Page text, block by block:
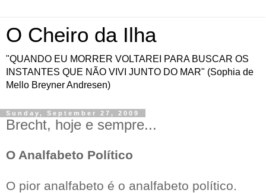
O Cheiro da Ilha
"QUANDO EU MORRER VOLTAREI PARA BUSCAR OS
INSTANTES QUE NÃO VIVI JUNTO DO MAR" (Sophia de
Mello Breyner Andresen)
Sunday, September 27, 2009
Brecht, hoje e sempre...
O Analfabeto Político
O pior analfabeto é o analfabeto político.